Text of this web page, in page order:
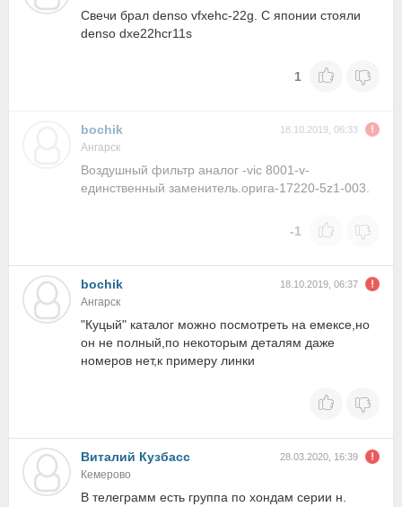
Свечи брал denso vfxehc-22g. С японии стояли
denso dxe22hcr11s
1
bochik 18.10.2019, 06:33
Ангарск
Воздушный фильтр аналог -vic 8001-v-
единственный заменитель.орига-17220-5z1-003.
-1
bochik 18.10.2019, 06:37
Ангарск
"Куцый" каталог можно посмотреть на емексе,но
он не полный,по некоторым деталям даже
номеров нет,к примеру линки
Виталий Кузбасс 28.03.2020, 16:39
Кемерово
В телеграмм есть группа по хондам серии н.